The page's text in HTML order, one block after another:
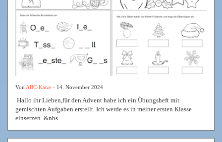
Von ABC-Katze - 14. November 2024
Hallo ihr Lieben,für den Advent habe ich ein Übungsheft mit
gemischten Aufgaben erstellt. Ich werde es in meiner ersten Klasse
einsetzen. &nbs...